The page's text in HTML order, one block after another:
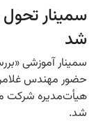
سمینار
شد
سمینار آموزشی
حضور مهندس
هیأت‌مدیره شرکت
شد.